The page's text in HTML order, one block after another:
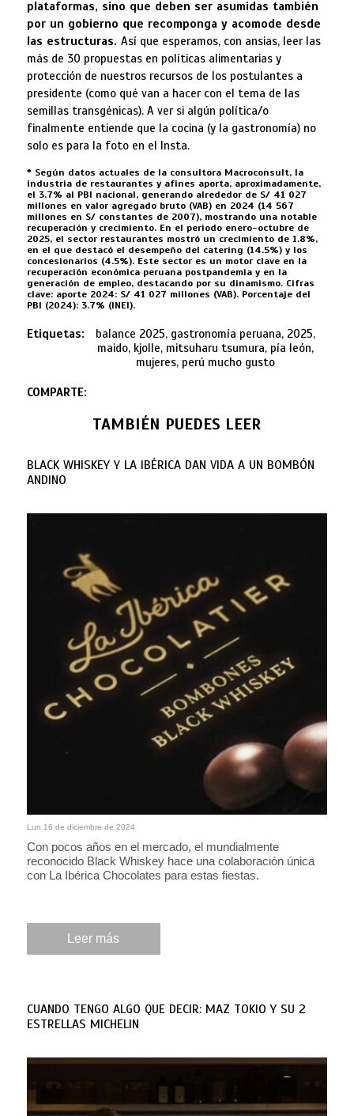
plataformas, sino que deben ser asumidas también
por un gobierno que recomponga y acomode desde
las estructuras. Así que esperamos, con ansias, leer las
más de 30 propuestas en políticas alimentarias y
protección de nuestros recursos de los postulantes a
presidente (como qué van a hacer con el tema de las
semillas transgénicas). A ver si algún política/o
finalmente entiende que la cocina (y la gastronomía) no
solo es para la foto en el Insta.
* Según datos actuales de la consultora Macroconsult, la
industria de restaurantes y afines aporta, aproximadamente,
el 3.7% al PBI nacional, generando alrededor de S/ 41 027
millones en valor agregado bruto (VAB) en 2024 (14 567
millones en S/ constantes de 2007), mostrando una notable
recuperación y crecimiento. En el periodo enero-octubre de
2025, el sector restaurantes mostró un crecimiento de 1.8%,
en el que destacó el desempeño del catering (14.5%) y los
concesionarios (4.5%). Este sector es un motor clave en la
recuperación económica peruana postpandemia y en la
generación de empleo, destacando por su dinamismo. Cifras
clave: aporte 2024: S/ 41 027 millones (VAB). Porcentaje del
PBI (2024): 3.7% (INEI).
Etiquetas:
balance 2025, gastronomía peruana, 2025,
maido, kjolle, mitsuharu tsumura, pía león,
mujeres, perú mucho gusto
COMPARTE:
TAMBIÉN PUEDES LEER
BLACK WHISKEY Y LA IBÉRICA DAN VIDA A UN BOMBÓN
ANDINO
Lun 16 de diciembre de 2024
Con pocos años en el mercado, el mundialmente
reconocido Black Whiskey hace una colaboración única
con La Ibérica Chocolates para estas fiestas.
Leer más
CUANDO TENGO ALGO QUE DECIR: MAZ TOKIO Y SU 2
ESTRELLAS MICHELIN